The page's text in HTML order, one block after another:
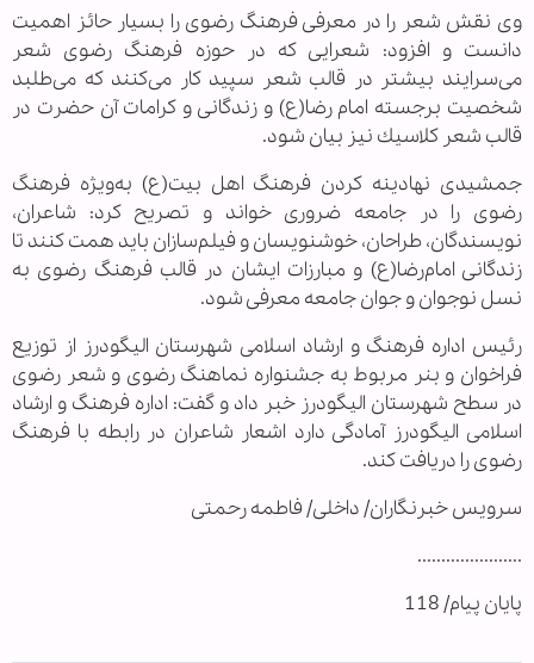
وی نقش شعر را در معرفی فرهنگ رضوی را بسيار حائز اهميت
دانست و افزود: شعرايی كه در حوزه فرهنگ رضوی شعر
می‌سرايند بيشتر در قالب شعر سپيد كار می‌كنند كه می‌طلبد
شخصيت برجسته امام‌ رضا(ع) و زندگانی و كرامات آن حضرت در
قالب شعر كلاسيك نيز بيان شود.
جمشيدی نهادينه كردن فرهنگ اهل ‌بيت(ع) به‌ويژه فرهنگ
رضوی را در جامعه ضروری خواند و تصريح كرد: شاعران،
نويسندگان، طراحان، خوشنويسان و فيلم‌سازان بايد همت كنند تا
زندگانی امام‌رضا(ع) و مبارزات ايشان در قالب فرهنگ رضوی به
نسل نوجوان و جوان جامعه معرفی شود.
رئيس اداره فرهنگ و ارشاد اسلامی شهرستان اليگودرز از توزيع
فراخوان و بنر مربوط به جشنواره نماهنگ رضوی و شعر رضوی
در سطح شهرستان اليگودرز خبر داد و گفت: اداره فرهنگ و ارشاد
اسلامی اليگودرز آمادگی دارد اشعار شاعران در رابطه با فرهنگ
رضوی را دريافت كند.
سرویس خبرنگاران/ داخلی/ فاطمه رحمتی
......................
پایان پیام/ 118